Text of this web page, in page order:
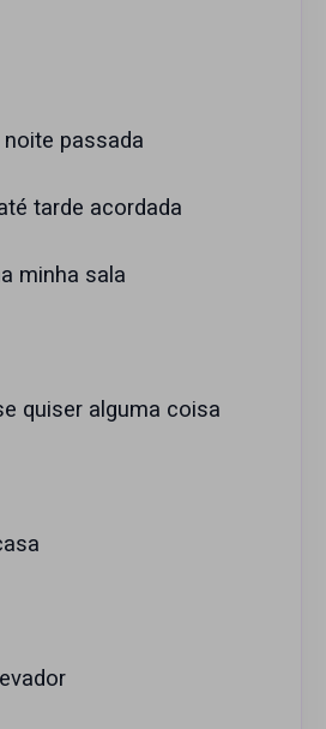
passada
tarde acordada
minha sala
quiser alguma coisa